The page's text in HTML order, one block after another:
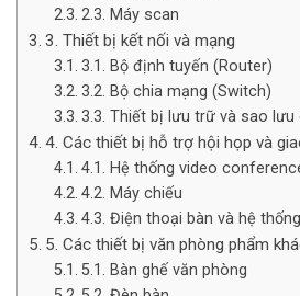
2.3. Máy scan
3. Thiết bị kết nối và mạng
3.1. Bộ định tuyến (Router)
3.2. Bộ chia mạng (Switch)
3.3. Thiết bị lưu trữ và sao lưu
4. Các thiết bị hỗ trợ hội họp và
4.1. Hệ thống video
4.2. Máy chiếu
4.3. Điện thoại bàn và hệ
5. Các thiết bị văn phòng phẩm
5.1. Bàn ghế văn phòng